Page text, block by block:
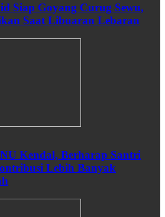
Siap Goyang Curug Sewu,
Saat Libuaran Lebaran
Kendal, Berharap Santri
Lebih Banyak